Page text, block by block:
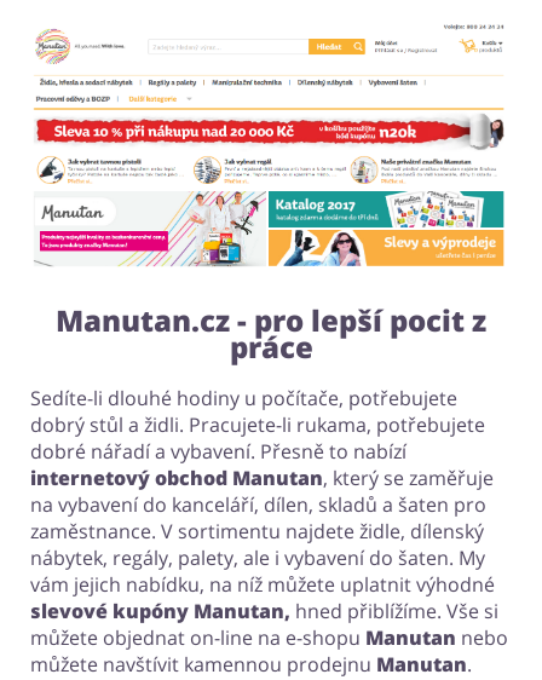
Manutan.cz - pro lepší pocit z
práce
Sedíte-li dlouhé hodiny u počítače, potřebujete
dobrý stůl a židli. Pracujete-li rukama, potřebujete
dobré nářadí a vybavení. Přesně to nabízí
internetový obchod Manutan, který se zaměřuje
na vybavení do kanceláří, dílen, skladů a šaten pro
zaměstnance. V sortimentu najdete židle, dílenský
nábytek, regály, palety, ale i vybavení do šaten. My
vám jejich nabídku, na níž můžete uplatnit výhodné
slevové kupóny Manutan, hned přiblížíme. Vše si
můžete objednat on-line na e-shopu Manutan nebo
můžete navštívit kamennou prodejnu Manutan.